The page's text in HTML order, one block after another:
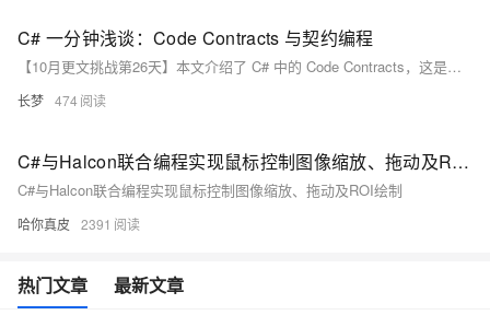
C# 一分钟浅谈：Code Contracts 与契约编程
【10月更文挑战第26天】本文介绍了 C# 中的 Code Contracts，这是一个强大的工具，用于通过契约编程增强代码的健壮性和可维护性。文章从基本概念入手，详细讲解了前置条件、后置条件和对象不变量的使用方法，并通过具体代码示例进行了说明。同时，文章还探讨了常见的问题和易错点，如忘记启用静态检查、过度依赖契约和性能影响，并提供了相应的解决建议。希望读者能通过本文更好地理解和应用 Code Contracts。
长梦 474
C#与Halcon联合编程实现鼠标控制图像缩放、拖动及ROI绘制
C#与Halcon联合编程实现鼠标控制图像缩放、拖动及ROI绘制
哈你真皮 2391
热门文章 最新文章